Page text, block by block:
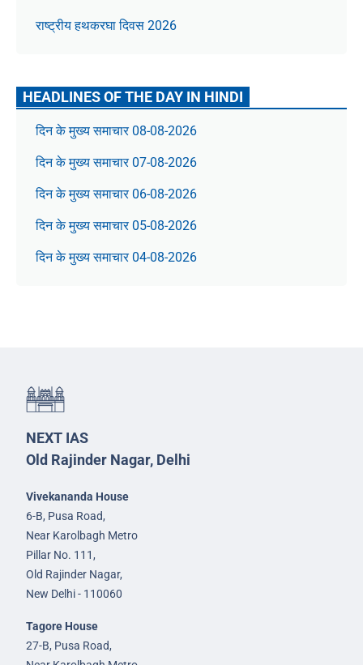
राष्ट्रीय हथकरघा दिवस 2026
HEADLINES OF THE DAY IN HINDI
दिन के मुख्य समाचार 08-08-2026
दिन के मुख्य समाचार 07-08-2026
दिन के मुख्य समाचार 06-08-2026
दिन के मुख्य समाचार 05-08-2026
दिन के मुख्य समाचार 04-08-2026
NEXT IAS
Old Rajinder Nagar, Delhi
Vivekananda House
6-B, Pusa Road,
Near Karolbagh Metro
Pillar No. 111,
Old Rajinder Nagar,
New Delhi - 110060
Tagore House
27-B, Pusa Road,